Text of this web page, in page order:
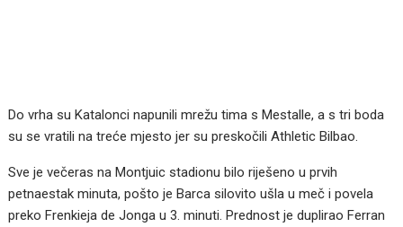
Do vrha su Katalonci napunili mrežu tima s Mestalle, a s tri boda
su se vratili na treće mjesto jer su preskočili Athletic Bilbao.
Sve je večeras na Montjuic stadionu bilo riješeno u prvih
petnaestak minuta, pošto je Barca silovito ušla u meč i povela
preko Frenkieja de Jonga u 3. minuti. Prednost je duplirao Ferran